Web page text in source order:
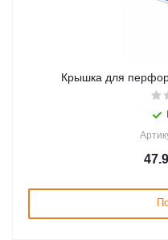
Крышка для